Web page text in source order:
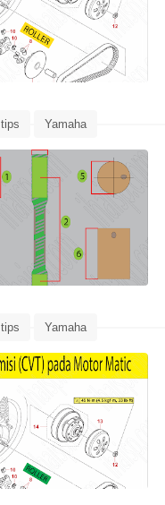
tips Yamaha
tips Yamaha